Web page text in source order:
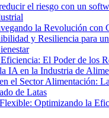
el riesgo con un
la Revolución con
y Resiliencia para
El Poder de los
IA en la Industria de
el Sector Alimentación:
de Latas
Optimizando la